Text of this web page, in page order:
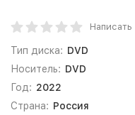
Написать
Тип диска: DVD
Носитель: DVD
Год: 2022
Страна: Россия